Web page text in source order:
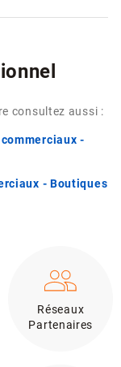
consultez aussi :
-
- Boutiques
Réseaux
Partenaires